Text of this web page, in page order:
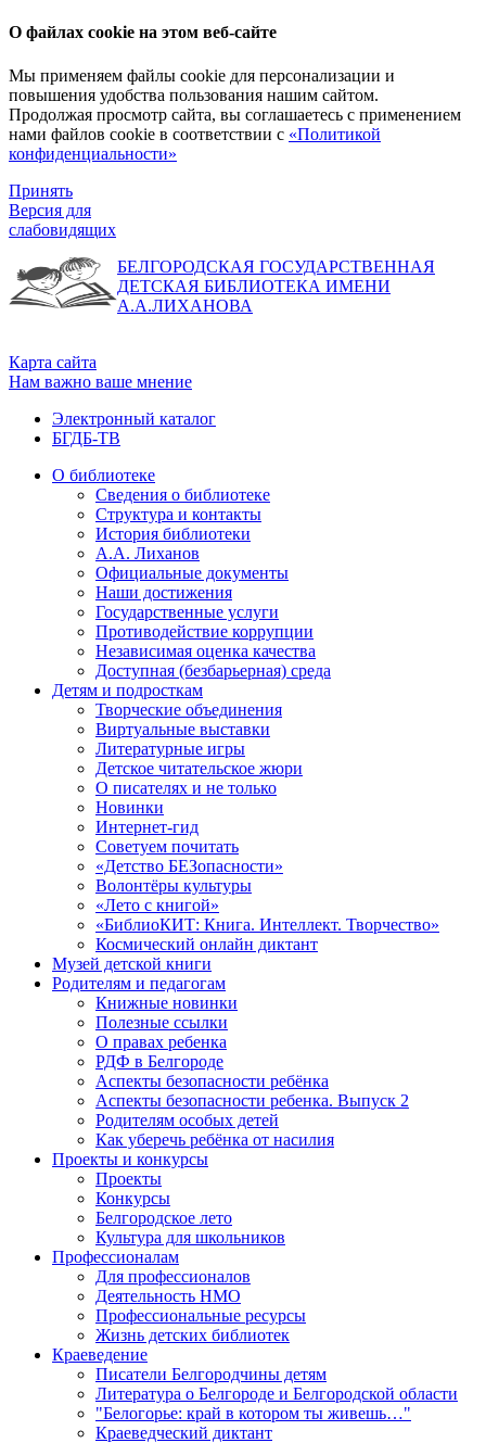
О файлах cookie на этом веб-сайте
Мы применяем файлы cookie для персонализации и
повышения удобства пользования нашим сайтом.
Продолжая просмотр сайта, вы соглашаетесь с применением
нами файлов cookie в соответствии с «Политикой
конфиденциальности»
Принять
Версия для
слабовидящих
БЕЛГОРОДСКАЯ ГОСУДАРСТВЕННАЯ
ДЕТСКАЯ БИБЛИОТЕКА ИМЕНИ
А.А.ЛИХАНОВА
Карта сайта
Нам важно ваше мнение
Электронный каталог
БГДБ-ТВ
О библиотеке
Сведения о библиотеке
Структура и контакты
История библиотеки
А.А. Лиханов
Официальные документы
Наши достижения
Государственные услуги
Противодействие коррупции
Независимая оценка качества
Доступная (безбарьерная) среда
Детям и подросткам
Творческие объединения
Виртуальные выставки
Литературные игры
Детское читательское жюри
О писателях и не только
Новинки
Интернет-гид
Советуем почитать
«Детство БЕЗопасности»
Волонтёры культуры
«Лето с книгой»
«БиблиоКИТ: Книга. Интеллект. Творчество»
Космический онлайн диктант
Музей детской книги
Родителям и педагогам
Книжные новинки
Полезные ссылки
О правах ребенка
РДФ в Белгороде
Аспекты безопасности ребёнка
Аспекты безопасности ребенка. Выпуск 2
Родителям особых детей
Как уберечь ребёнка от насилия
Проекты и конкурсы
Проекты
Конкурсы
Белгородское лето
Культура для школьников
Профессионалам
Для профессионалов
Деятельность НМО
Профессиональные ресурсы
Жизнь детских библиотек
Краеведение
Писатели Белгородчины детям
Литература о Белгороде и Белгородской области
"Белогорье: край в котором ты живешь…"
Краеведческий диктант